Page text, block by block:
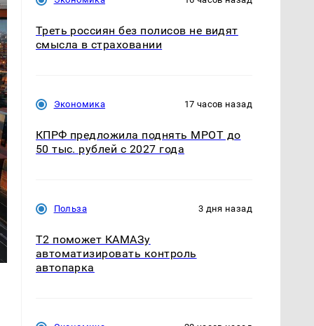
Треть россиян без полисов не видят
смысла в страховании
Экономика 17 часов назад
КПРФ предложила поднять МРОТ до
50 тыс. рублей с 2027 года
Польза 3 дня назад
T2 поможет КАМАЗу
автоматизировать контроль
автопарка